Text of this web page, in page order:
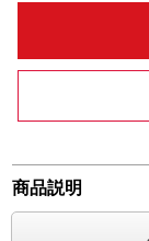
商品説明